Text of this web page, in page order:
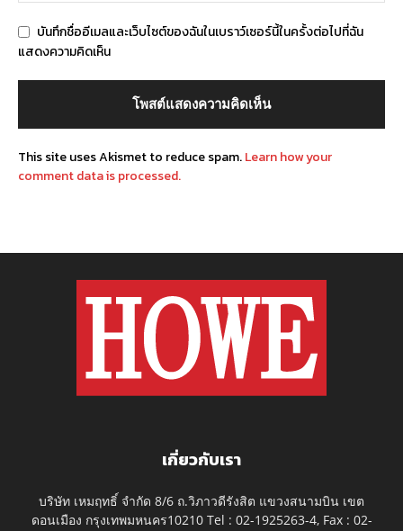
บันทึกชื่ออีเมลและเว็บไซต์ของฉันในเบราว์เซอร์นี้ในครั้งต่อไปที่ฉัน
แสดงความคิดเห็น
This site uses Akismet to reduce spam.Learn how your
comment data is processed.
เกี่ยวกับเรา
บริษัท เหมฤทธิ์ จำกัด 8/6 ถ.วิภาวดีรังสิต แขวงสนามบิน เขต
ดอนเมือง กรุงเทพมหนคร10210 Tel : 02-1925263-4, Fax : 02-